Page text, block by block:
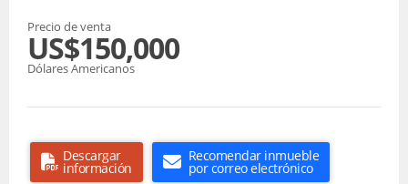
Precio de venta
US$150,000
Dólares Americanos
Descargar
información
Recomendar inmueble
por correo electrónico